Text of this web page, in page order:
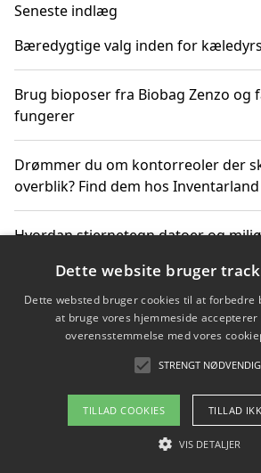
Seneste indlæg
Bæredygtige valg inden for
Brug bioposer fra Biobag Zenzo og
fungerer
Drømmer du om kontorreoler der
overblik? Find dem hos Inventarland
Hvordan stjernetegn datoer og
Bæredygtige gadgets til en
Om / kontakt
Blog
Dette website bruger
Dette websted bruger cookies til at forbedre
at bruge vores hjemmeside accepterer
overensstemmelse med vores
STRENGT
TILLAD COOKIES TILLAD
VIS DETALJER